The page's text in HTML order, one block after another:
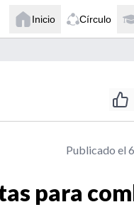
Inicio Círculo
Publicado el
para